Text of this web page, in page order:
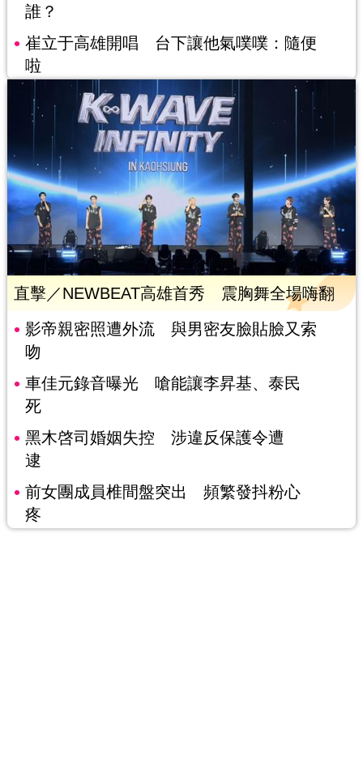
誰？
崔立于高雄開唱 台下讓他氣噗噗：隨便
啦
直擊／NEWBEAT高雄首秀 震胸舞全場嗨翻
影帝親密照遭外流 與男密友臉貼臉又索
吻
車佳元錄音曝光 嗆能讓李昇基、泰民
死
黑木啓司婚姻失控 涉違反保護令遭
逮
前女團成員椎間盤突出 頻繁發抖粉心
疼